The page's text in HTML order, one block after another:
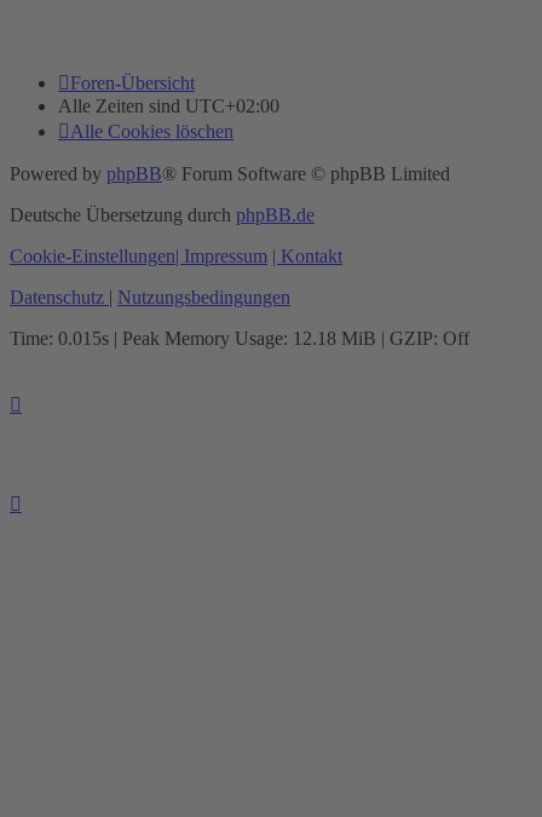
Foren-Übersicht
Alle Zeiten sind UTC+02:00
Alle Cookies löschen
Powered by phpBB® Forum Software © phpBB Limited
Deutsche Übersetzung durch phpBB.de
Cookie-Einstellungen | Impressum
| Kontakt
Datenschutz
Nutzungsbedingungen
Time: 0.015s | Peak Memory Usage: 12.18 MiB | GZIP: Off